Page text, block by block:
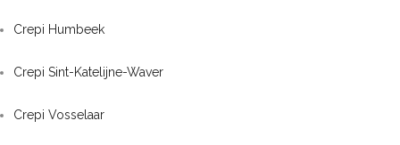
Crepi Humbeek
Crepi Sint-Katelijne-Waver
Crepi Vosselaar